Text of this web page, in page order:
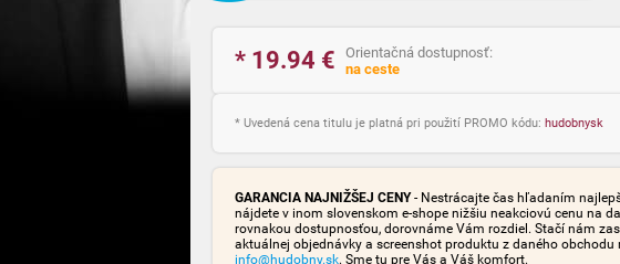
* 19.94 €
Orientačná dostupnosť:
na ceste
* Uvedená cena titulu je platná pri použití PROMO kódu: hudobnysk
GARANCIA NAJNIŽŠEJ CENY- Nestrácajte čas hľadaním
nájdete v inom slovenskom e-shope nižšiu neakciovú cenu na
rovnakou dostupnosťou, dorovnáme Vám rozdiel. Stačí nám
aktuálnej objednávky a screenshot produktu z daného obchodu
info@hudobny.sk. Sme tu pre Vás a Váš komfort.